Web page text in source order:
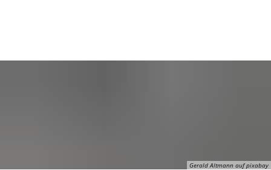
Gerald Altmann auf pixabay